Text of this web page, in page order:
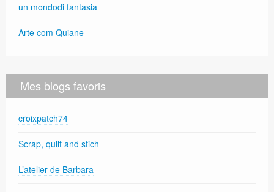
un mondodi fantasia
Arte com Quiane
Mes blogs favoris
croixpatch74
Scrap, quilt and stich
L’atelier de Barbara